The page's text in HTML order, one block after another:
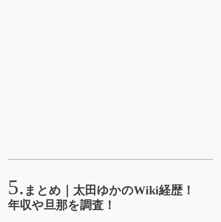
まとめ｜太田ゆかのWiki経歴！
年収や旦那を調査！